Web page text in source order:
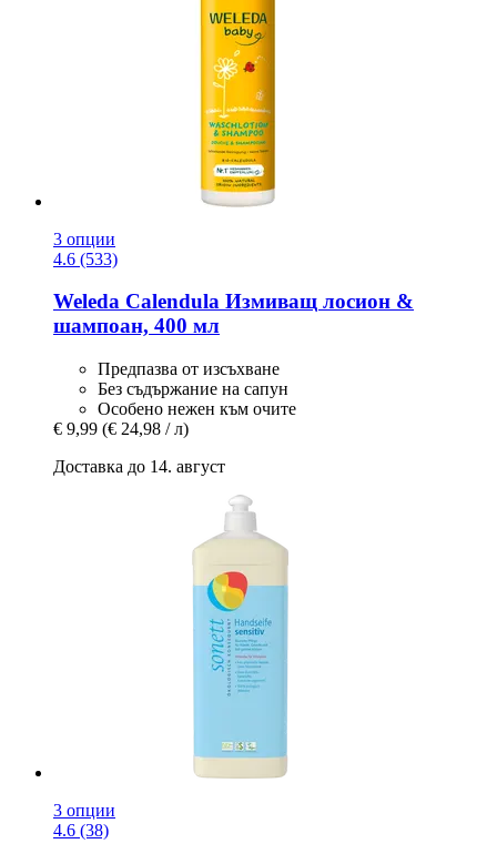
3 опции
4.6 (533)
Weleda Calendula Измиващ лосион &
шампоан, 400 мл
Предпазва от изсъхване
Без съдържание на сапун
Особено нежен към очите
€ 9,99 (€ 24,98 / л)
Доставка до 14. август
3 опции
4.6 (38)